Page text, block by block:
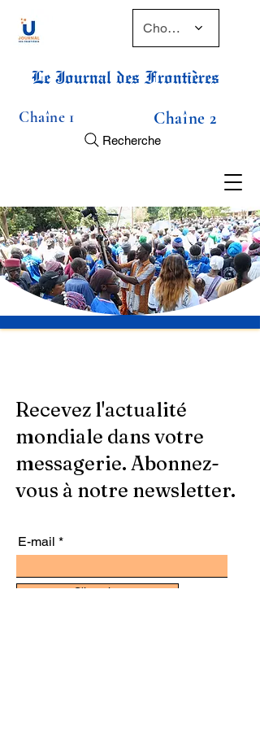
Choose a time
Le Journal des Frontières
Chaîne 1 Chaîne 2
Recherche
Recevez l'actualité
mondiale dans votre
messagerie. Abonnez-
vous à notre newsletter.
E-mail
S'inscrire